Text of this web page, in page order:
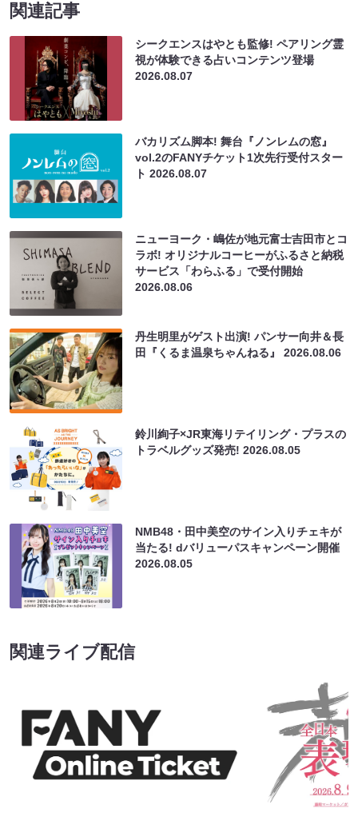
関連記事
シークエンスはやとも監修! ペアリング霊
視が体験できる占いコンテンツ登場
2026.08.07
バカリズム脚本! 舞台『ノンレムの窓』
vol.2のFANYチケット1次先行受付スター
ト2026.08.07
ニューヨーク・嶋佐が地元富士吉田市とコ
ラボ! オリジナルコーヒーがふるさと納税
サービス「わらふる」で受付開始
2026.08.06
丹生明里がゲスト出演! パンサー向井＆長
田『くるま温泉ちゃんねる』2026.08.06
鈴川絢子×JR東海リテイリング・プラスの
トラベルグッズ発売!2026.08.05
NMB48・田中美空のサイン入りチェキが
当たる! dバリューパスキャンペーン開催
2026.08.05
関連ライブ配信